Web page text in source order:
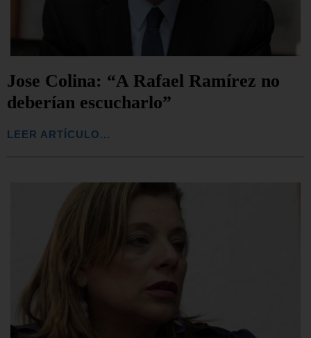
Jose Colina: “A Rafael Ramírez no
deberían escucharlo”
LEER ARTÍCULO...